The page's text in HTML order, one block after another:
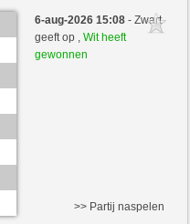
move
6-aug-2026 15:08- Zwart
geeft op ,Wit heeft
gewonnen
>> Partij naspelen